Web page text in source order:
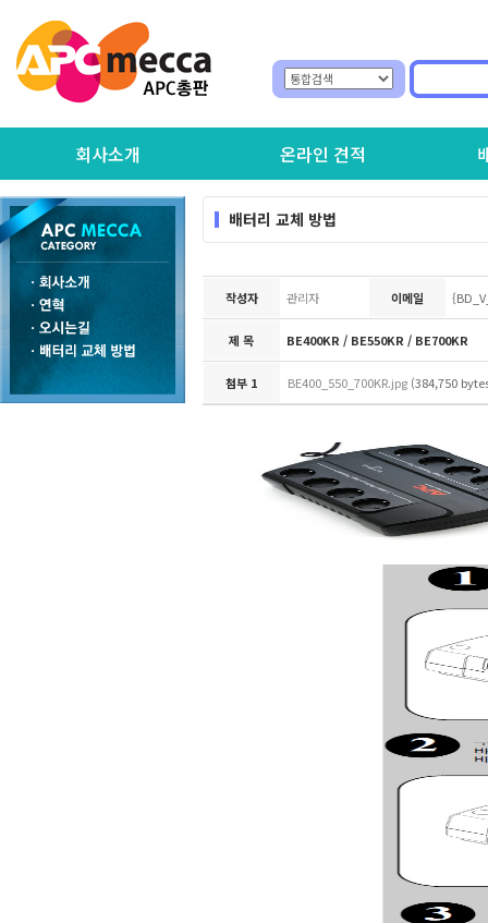
회사소개 온라인 견적
배터리 교체 방법
작성자 관리자 이메일
제 목 BE400KR / BE550KR / BE700KR
첨부 1 BE400_550_700KR.jpg (384,750